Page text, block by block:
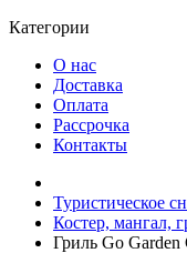
Категории
О нас
Доставка
Оплата
Рассрочка
Контакты
Туристическое
Костер, мангал,
Гриль Go